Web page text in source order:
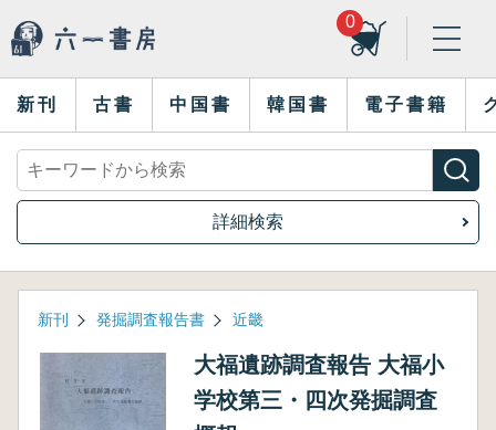
0
新刊 古書 中国書 韓国書 電子書籍
詳細検索
新刊 発掘調査報告書 近畿
大福遺跡調査報告 大福小
学校第三・四次発掘調査